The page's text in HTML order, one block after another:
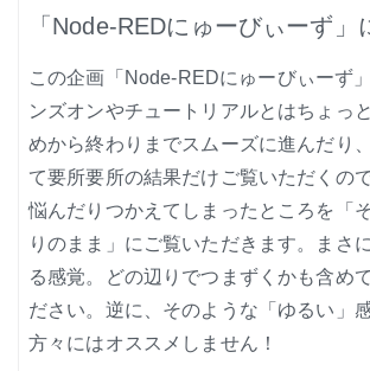
「Node-REDにゅーびぃーず」
この企画「Node-REDにゅーびぃーず
ンズオンやチュートリアルとはちょっ
めから終わりまでスムーズに進んだり
て要所要所の結果だけご覧いただくの
悩んだりつかえてしまったところを「
りのまま」にご覧いただきます。まさ
る感覚。どの辺りでつまずくかも含め
ださい。逆に、そのような「ゆるい」
方々にはオススメしません！